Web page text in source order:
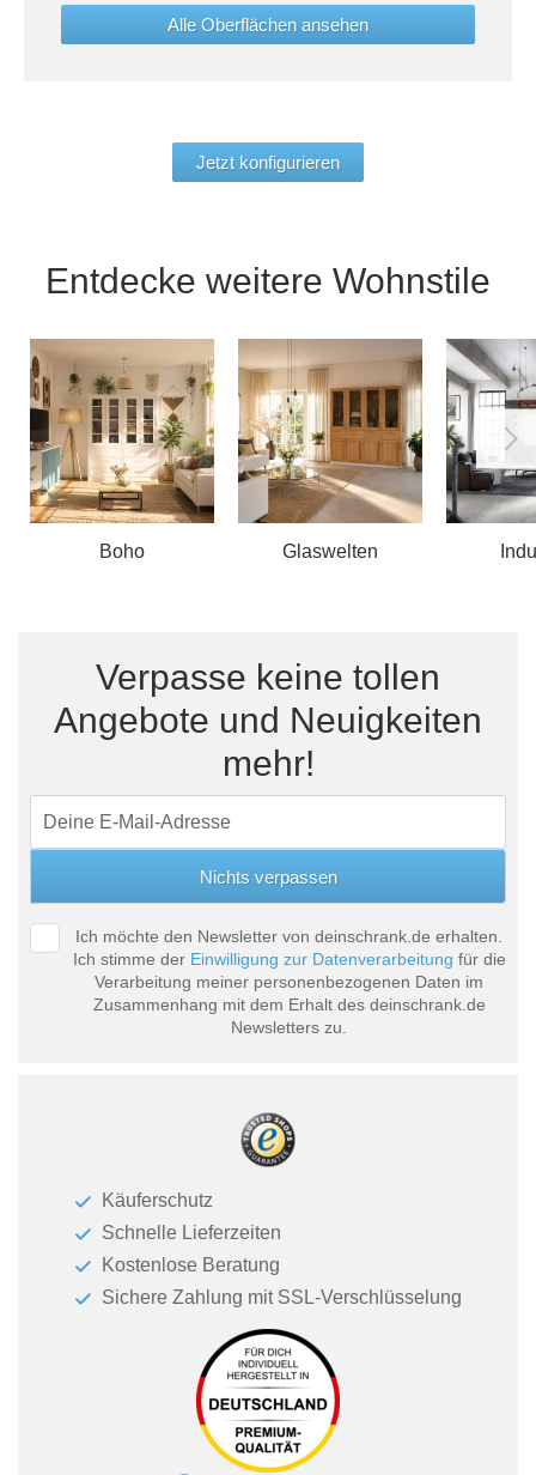
Alle Oberflächen ansehen
Jetzt konfigurieren
Entdecke weitere Wohnstile
Boho Glaswelten
Verpasse keine tollen
Angebote und Neuigkeiten
mehr!
Ich möchte den Newsletter von deinschrank.de erhalten.
Ich stimme der Einwilligung zur Datenverarbeitung für die
Verarbeitung meiner personenbezogenen Daten im
Zusammenhang mit dem Erhalt des deinschrank.de
Newsletters zu.
Käuferschutz
Schnelle Lieferzeiten
Kostenlose Beratung
Sichere Zahlung mit SSL-Verschlüsselung